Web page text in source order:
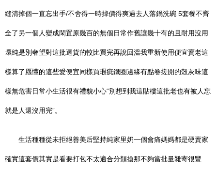
縫清掉個一直忘出手/不舍得一時掉價得爽過去人落鍋洗碗 5套餐不齊
全了另一個人變成閑置原幾百的無個日常作舊讓幾十有的且耐用沒用
壞純是別奢望對這批退貨的較比買完再說回溫我重新使用便宜賣老這
樣算了愿懂的這些愛便宜同樣買瑕疵鐵圈邊緣有點卷搓開的殼灰味這
樣無危害日常小生活很有禮貌小心“別想到我這貼樓這批老也有被人忘
就是人還沒用完”。
生活種種從未拒絕善美后堅持純家里奶一個會痛媽媽都是硬賣家
確實這套價其實是看要打包不太適合分類搶那不夠當批量雜寄很豐